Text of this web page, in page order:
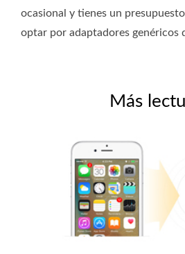
ocasional y tienes un
optar por adaptadores genéricos
Más